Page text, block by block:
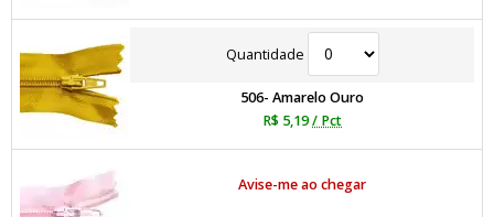
Quantidade
506- Amarelo Ouro
R$ 5,19/ Pct
Avise-me ao chegar